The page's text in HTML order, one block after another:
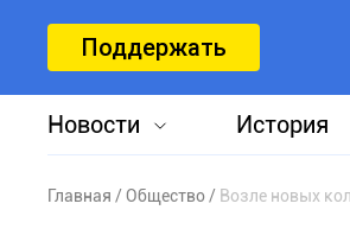
Поддержать
Новости История
Главная Общество Возле новых